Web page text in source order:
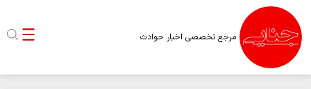
مرجع تخصصی اخبار حوادث